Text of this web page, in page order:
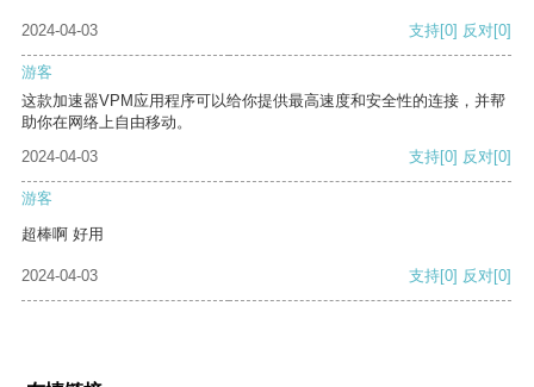
2024-04-03 支持[0] 反对[0]
游客
这款加速器VPM应用程序可以给你提供最高速度和安全性的连接，并帮
助你在网络上自由移动。
2024-04-03
支持[0] 反对[0]
游客
超棒啊 好用
2024-04-03 支持[0] 反对[0]